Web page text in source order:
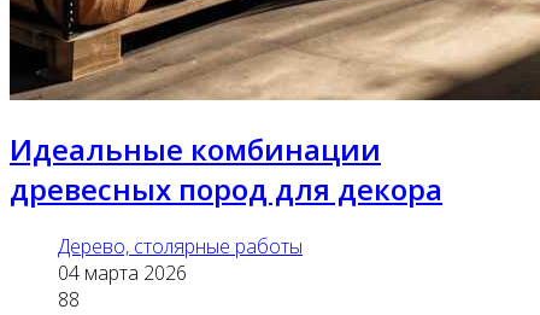
Идеальные комбинации
древесных пород для декора
Дерево, столярные работы
04 марта 2026
88